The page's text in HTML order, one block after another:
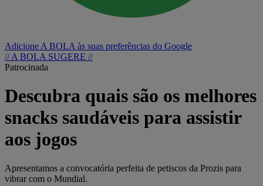
Adicione A BOLA às suas preferências do Google
// A BOLA SUGERE //
Patrocinada
Descubra quais são os melhores
snacks saudáveis para assistir
aos jogos
Apresentamos a convocatória perfeita de petiscos da Prozis para
vibrar com o Mundial.